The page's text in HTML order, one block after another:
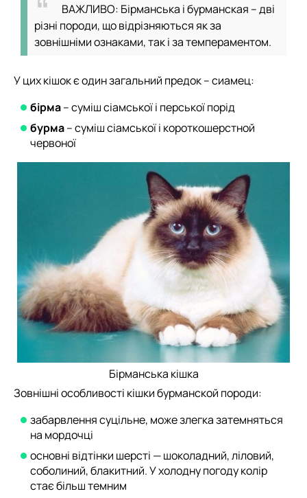
ВАЖЛИВО: Бірманська і бурманская – дві
різні породи, що відрізняються як за
зовнішніми ознаками, так і за темпераментом.
У цих кішок є один загальний предок – сиамец:
бірма– суміш сіамської і перської порід
бурма– суміш сіамської і короткошерстной
червоної
Бірманська кішка
Зовнішні особливості кішки бурманской породи:
забарвлення суцільне, може злегка затемняться
на мордочці
основні відтінки шерсті — шоколадний, ліловий,
соболиний, блакитний. У холодну погоду колір
стає більш темним